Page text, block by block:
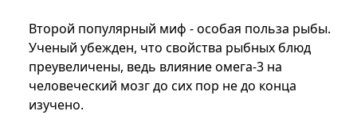
Второй популярный миф - особая польза рыбы.
Ученый убежден, что свойства рыбных блюд
преувеличены, ведь влияние омега-3 на
человеческий мозг до сих пор не до конца
изучено.